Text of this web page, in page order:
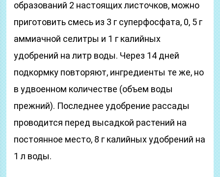
образований 2 настоящих листочков, можно
приготовить смесь из 3 г суперфосфата, 0, 5 г
аммиачной селитры и 1 г калийных
удобрений на литр воды. Через 14 дней
подкормку повторяют, ингредиенты те же, но
в удвоенном количестве (объем воды
прежний). Последнее удобрение рассады
проводится перед высадкой растений на
постоянное место, 8 г калийных удобрений на
1 л воды.